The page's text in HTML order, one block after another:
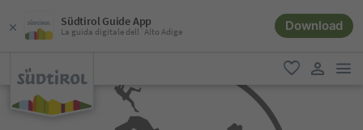
Südtirol Guide App
La guida digitale dell´Alto Adige Download
favoriti